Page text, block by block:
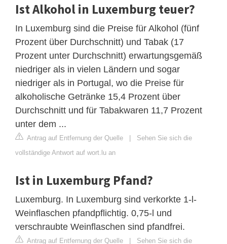
Ist Alkohol in Luxemburg teuer?
In Luxemburg sind die Preise für Alkohol (fünf
Prozent über Durchschnitt) und Tabak (17
Prozent unter Durchschnitt) erwartungsgemäß
niedriger als in vielen Ländern und sogar
niedriger als in Portugal, wo die Preise für
alkoholische Getränke 15,4 Prozent über
Durchschnitt und für Tabakwaren 11,7 Prozent
unter dem ...
Antrag auf Entfernung der Quelle | Sehen Sie sich die
vollständige Antwort auf wort.lu an
Ist in Luxemburg Pfand?
Luxemburg. In Luxemburg sind verkorkte 1-l-
Weinflaschen pfandpflichtig. 0,75-l und
verschraubte Weinflaschen sind pfandfrei.
Antrag auf Entfernung der Quelle | Sehen Sie sich die